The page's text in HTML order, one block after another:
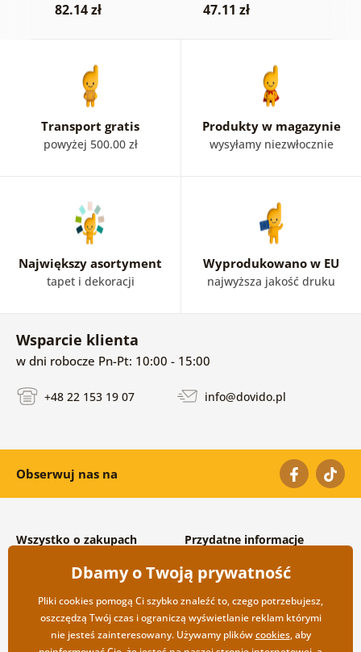
82.14 zł 47.11 zł
Transport gratis
powyżej 500.00 zł
Produkty w magazynie
wysyłamy niezwłocznie
Największy asortyment
tapet i dekoracji
Wyprodukowano w EU
najwyższa jakość druku
Wsparcie klienta
w dni robocze Pn-Pt: 10:00 - 15:00
+48 22 153 19 07 info@dovido.pl
Obserwuj nas na
Wszystko o zakupach
Warunki handlowe i
reklamacyjne
Prywatność
Opcje wysyłki i płatności
Zwrot towarów
Przydatne informacje
Często zadawane pytania
Kontakt
Współpraca hurtowa
Dbamy o Twoją prywatność
Pliki cookies pomogą Ci szybko znaleźć to, czego potrzebujesz,
oszczędzą Twój czas i ograniczą wyświetlanie reklam którymi
nie jesteś zainteresowany. Używamy plikówcookies, aby